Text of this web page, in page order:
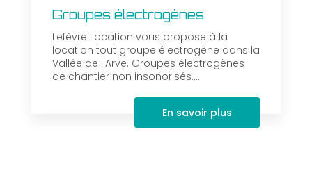
Groupes électrogènes
Lefèvre Location vous propose à la
location tout groupe électrogène dans la
Vallée de l'Arve. Groupes électrogènes
de chantier non insonorisés....
En savoir plus